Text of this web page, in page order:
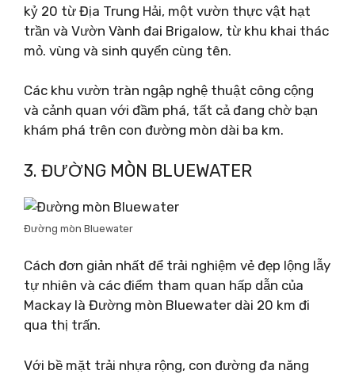
kỷ 20 từ Địa Trung Hải, một vườn thực vật hạt
trần và Vườn Vành đai Brigalow, từ khu khai thác
mỏ. vùng và sinh quyển cùng tên.
Các khu vườn tràn ngập nghệ thuật công cộng
và cảnh quan với đầm phá, tất cả đang chờ bạn
khám phá trên con đường mòn dài ba km.
3. ĐƯỜNG MÒN BLUEWATER
Đường mòn Bluewater
Cách đơn giản nhất để trải nghiệm vẻ đẹp lộng lẫy
tự nhiên và các điểm tham quan hấp dẫn của
Mackay là Đường mòn Bluewater dài 20 km đi
qua thị trấn.
Với bề mặt trải nhựa rộng, con đường đa năng